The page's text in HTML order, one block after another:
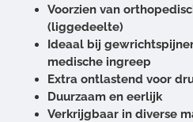
Voorzien van
(liggedeelte)
Ideaal bij
medische ingreep
Extra ontlastend voor
Duurzaam en eerlijk
Verkrijgbaar in diverse